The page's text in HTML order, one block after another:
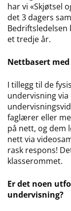
har vi «Skjøtsel
det 3 dagers
Bedriftsledelsen
et tredje år.
Nettbasert
I tillegg til de
undervisning
faglærer eller
på nett, og dem
nett via
rask respons!
klasserommet.
Er det noen
undervisning?